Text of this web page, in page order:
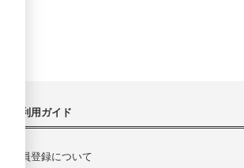
ご利用ガイド
会員登録について